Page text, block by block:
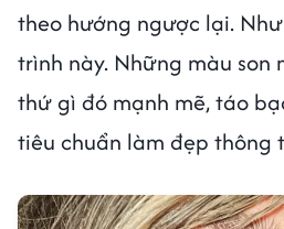
theo hướng ngược lại.
trình này. Những màu son
thứ gì đó mạnh mẽ, táo
tiêu chuẩn làm đẹp thông